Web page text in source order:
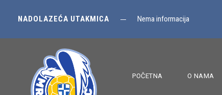
NADOLAZEĆA UTAKMICA Nema informacija
POČETNA O NAMA